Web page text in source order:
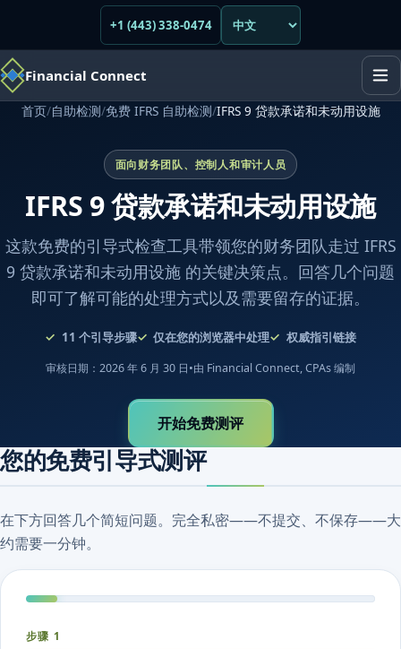
+1 (443) 338-0474
Financial Connect
首页/自助检测/免费 IFRS 自助检测/IFRS 9 贷款承诺和未动用设施
面向财务团队、控制人和审计人员
IFRS 9 贷款承诺和未动用设施
这款免费的引导式检查工具带领您的财务团队走过 IFRS
9 贷款承诺和未动用设施 的关键决策点。回答几个问题
即可了解可能的处理方式以及需要留存的证据。
11 个引导步骤 仅在您的浏览器中处理 权威指引链接
审核日期：2026 年 6 月 30 日•由 Financial Connect, CPAs 编制
开始免费测评
您的免费引导式测评
在下方回答几个简短问题。完全私密——不提交、不保存——大
约需要一分钟。
步骤 1